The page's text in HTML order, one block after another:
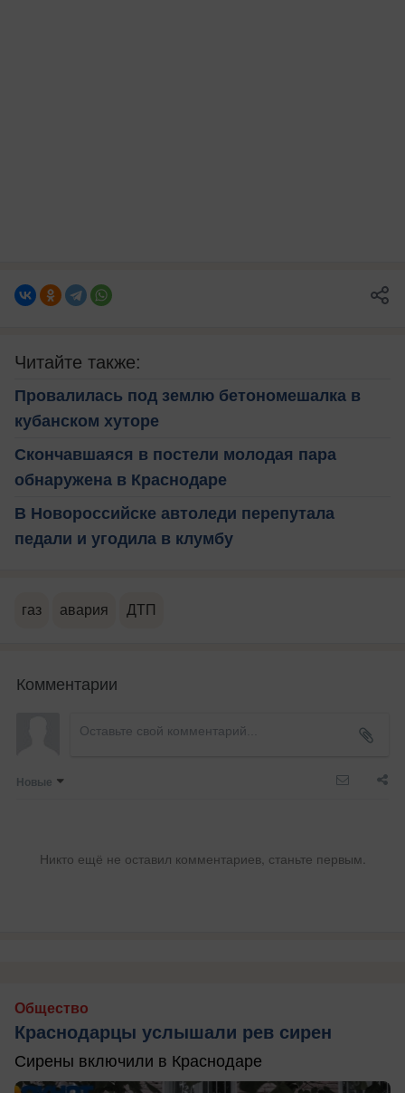
Читайте также:
Провалилась под землю бетономешалка в
кубанском хуторе
Скончавшаяся в постели молодая пара
обнаружена в Краснодаре
В Новороссийске автоледи перепутала
педали и угодила в клумбу
газ авария ДТП
Комментарии
Новые
Никто ещё не оставил комментариев, станьте первым.
Общество
Краснодарцы услышали рев сирен
Сирены включили в Краснодаре